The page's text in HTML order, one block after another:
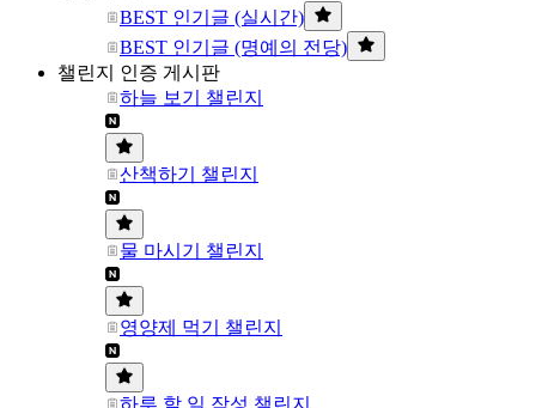
BEST 인기글 (실시간)
BEST 인기글 (명예의 전당)
챌린지 인증 게시판
하늘 보기 챌린지
산책하기 챌린지
물 마시기 챌린지
영양제 먹기 챌린지
하루 할 일 작성 챌린지